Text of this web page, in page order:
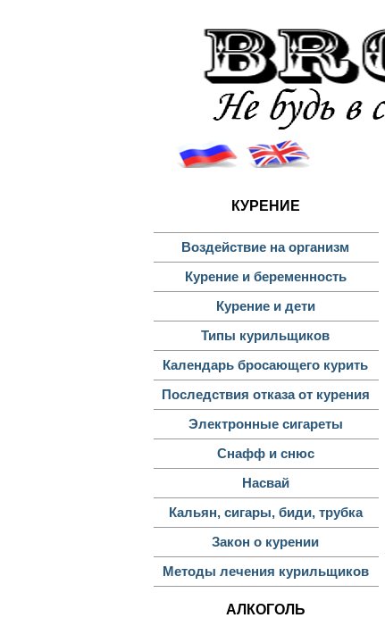
КУРЕНИЕ
Воздействие на организм
Курение и беременность
Курение и дети
Типы курильщиков
Календарь бросающего курить
Последствия отказа от курения
Электронные сигареты
Снафф и снюс
Насвай
Кальян, сигары, биди, трубка
Закон о курении
Методы лечения курильщиков
АЛКОГОЛЬ